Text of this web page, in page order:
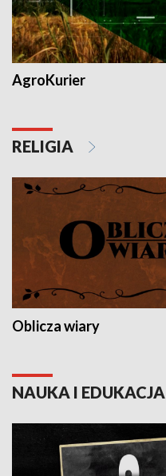
AgroKurier
RELIGIA
Oblicza wiary
NAUKA I EDUKACJA